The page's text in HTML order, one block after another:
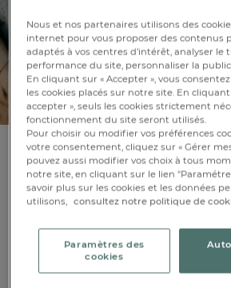
BE
Ce code s’applique
commande, pour vous faire profiter
vous sont réservées.
Où trouver mon code
Votre code se trouve en haut à
Nous et nos partenaires utilisons des
internet pour vous proposer des contenus
adaptés à vos centres d’intérêt, analyser le
performance du site, personnaliser la
En cliquant sur « Accepter », vous
les cookies placés sur notre site. En
accepter », seuls les cookies strictement
fonctionnement du site seront utilisés.
Pour choisir ou modifier vos préférences
votre consentement, cliquez sur « Gérer
pouvez aussi modifier vos choix à tous
notre site, en cliquant sur le lien
savoir plus sur les cookies et les données
utilisons, consultez notre politique de
Paramètres des
cookies